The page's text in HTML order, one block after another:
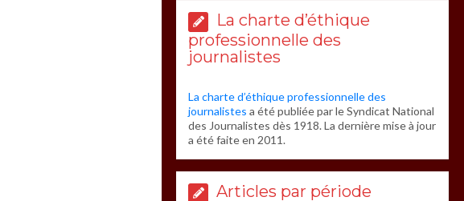
La charte d’éthique
professionnelle des
journalistes
La charte d’éthique professionnelle des
journalistes a été publiée par le Syndicat National
des Journalistes dès 1918. La dernière mise à jour
a été faite en 2011.
Articles par période